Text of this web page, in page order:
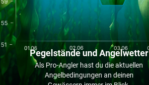
Pegelstände und Angelwetter
Als Pro-Angler hast du die aktuellen
Angelbedingungen an deinen